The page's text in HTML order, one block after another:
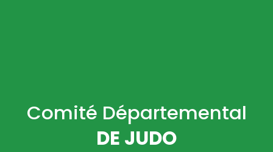
Comité Départemental
DE JUDO